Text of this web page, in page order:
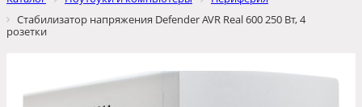
Стабилизатор напряжения Defender AVR Real 600 250 Вт, 4
розетки